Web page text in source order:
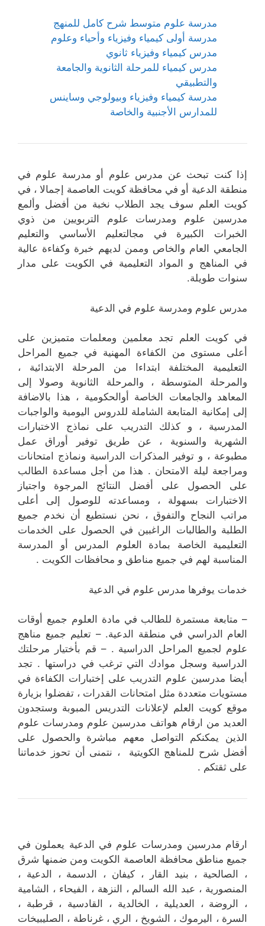
مدرسة علوم متوسط شرح كامل للمنهج
مدرسة أولى كيمياء وفيزياء وأحياء وعلوم
مدرس كيمياء وفيزياء ثانوي
مدرس كيمياء للمرحلة الثانوية والجامعة
والتطبيقي
مدرسة كيمياء وفيزياء وبيولوجي وساينس
للمدارس الأجنبية والخاصة
إذا كنت تبحث عن مدرس علوم أو مدرسة علوم في
منطقة الدعية أو في محافظة كويت العاصمة إجمالا ، في
كويت العلم سوف يجد الطلاب نخبة من أفضل وألمع
مدرسين علوم ومدرسات علوم التربويين من ذوي
الخبرات الكبيرة في مجالتعليم الأساسي والتعليم
الجامعي العام والخاص وممن لديهم خبرة وكفاءة عالية
في المناهج و المواد التعليمية في الكويت على مدار
سنوات طويلة.
مدرس علوم ومدرسة علوم في الدعية
في كويت العلم تجد معلمين ومعلمات متميزين على
أعلى مستوى من الكفاءة المهنية في جميع المراحل
التعليمية المختلفة ابتداءا من المرحلة الابتدائية ،
والمرحلة المتوسطة ، والمرحلة الثانوية وصولا إلى
المعاهد والجامعات الخاصة أوالحكومية ، هذا بالاضافة
إلى إمكانية المتابعة الشاملة للدروس اليومية والواجبات
المدرسية ، و كذلك التدريب على نماذج الاختبارات
الشهرية والسنوية ، عن طريق توفير أوراق عمل
مطبوعة ، و توفير المذكرات الدراسية ونماذج امتحانات
ومراجعة ليلة الامتحان . هذا من أجل مساعدة الطالب
على الحصول على أفضل النتائج المرجوة واجتياز
الاختبارات بسهولة ، ومساعدته للوصول إلى أعلى
مراتب النجاح والتفوق ، نحن نستطيع أن نخدم جميع
الطلبة والطالبات الراغبين في الحصول على الخدمات
التعليمية الخاصة بمادة العلوم المدرس أو المدرسة
المناسبة لهم في جميع مناطق و محافظات الكويت .
خدمات يوفرها مدرس علوم في الدعية
– متابعة مستمرة للطالب في مادة العلوم جميع أوقات
العام الدراسي في منطقة الدعية. – تعليم جميع مناهج
علوم لجميع المراحل الدراسية . – قم بأختيار مرحلتك
الدراسية وسجل موادك التي ترغب في دراستها . تجد
أيضا مدرسين علوم التدريب على إختبارات الكفاءة في
مستويات متعددة مثل امتحانات القدرات ، تفضلوا بزيارة
موقع كويت العلم لإعلانات التدريس المبوبة وستجدون
العديد من ارقام هواتف مدرسين علوم ومدرسات علوم
الذين يمكنكم التواصل معهم مباشرة والحصول على
أفضل شرح للمناهج الكويتية ، نتمنى أن تحوز خدماتنا
على ثقتكم .
ارقام مدرسين ومدرسات علوم في الدعية يعملون في
جميع مناطق محافظة العاصمة الكويت ومن ضمنها شرق
، الصالحية ، بنيد القار ، كيفان ، الدسمة ، الدعية ،
المنصورية ، عبد الله السالم ، النزهة ، الفيحاء ، الشامية
، الروضة ، العديلية ، الخالدية ، القادسية ، قرطبة ،
السرة ، اليرموك ، الشويخ ، الري ، غرناطة ، الصليبيخات